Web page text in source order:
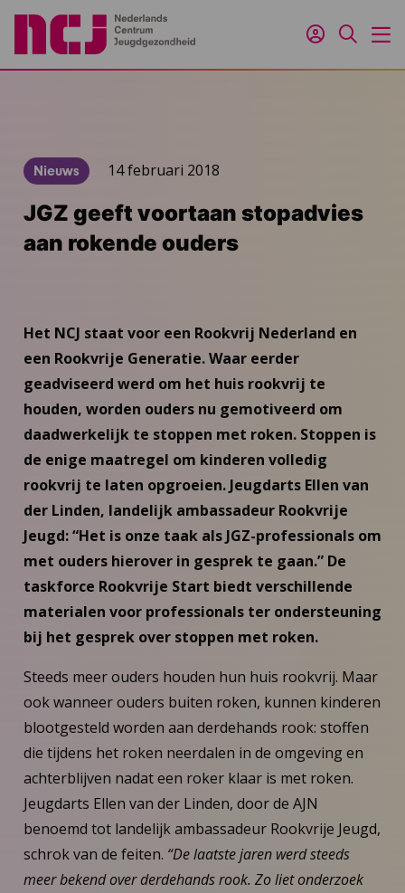
Inloggen
Zoeken
Nieuws 14 februari 2018
JGZ geeft voortaan stopadvies
aan rokende ouders
Het NCJ staat voor een Rookvrij Nederland en
een Rookvrije Generatie. Waar eerder
geadviseerd werd om het huis rookvrij te
houden, worden ouders nu gemotiveerd om
daadwerkelijk te stoppen met roken. Stoppen is
de enige maatregel om kinderen volledig
rookvrij te laten opgroeien. Jeugdarts Ellen van
der Linden, landelijk ambassadeur Rookvrije
Jeugd: “Het is onze taak als JGZ-professionals om
met ouders hierover in gesprek te gaan.” De
taskforce Rookvrije Start biedt verschillende
materialen voor professionals ter ondersteuning
bij het gesprek over stoppen met roken.
Steeds meer ouders houden hun huis rookvrij. Maar
ook wanneer ouders buiten roken, kunnen kinderen
blootgesteld worden aan derdehands rook: stoffen
die tijdens het roken neerdalen in de omgeving en
achterblijven nadat een roker klaar is met roken.
Jeugdarts Ellen van der Linden, door de AJN
benoemd tot landelijk ambassadeur Rookvrije Jeugd,
schrok van de feiten. “De laatste jaren werd steeds
meer bekend over derdehands rook. Zo liet onderzoek